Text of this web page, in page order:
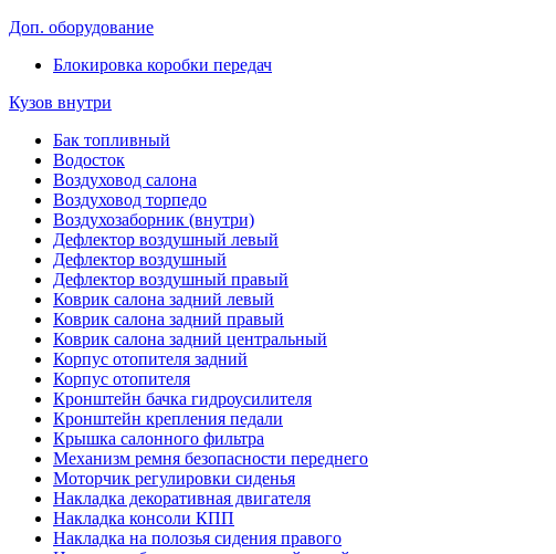
Доп. оборудование
Блокировка коробки передач
Кузов внутри
Бак топливный
Водосток
Воздуховод салона
Воздуховод торпедо
Воздухозаборник (внутри)
Дефлектор воздушный левый
Дефлектор воздушный
Дефлектор воздушный правый
Коврик салона задний левый
Коврик салона задний правый
Коврик салона задний центральный
Корпус отопителя задний
Корпус отопителя
Кронштейн бачка гидроусилителя
Кронштейн крепления педали
Крышка салонного фильтра
Механизм ремня безопасности переднего
Моторчик регулировки сиденья
Накладка декоративная двигателя
Накладка консоли КПП
Накладка на полозья сидения правого